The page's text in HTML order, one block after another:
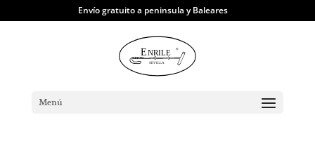
Envío gratuito a peninsula y Baleares
Menú